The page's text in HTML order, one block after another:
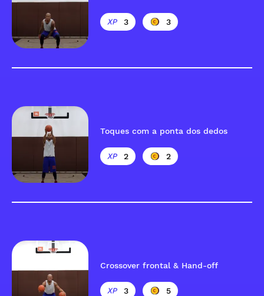
3 3
Toques com a ponta dos dedos
2 2
Crossover frontal & Hand-off
3 5